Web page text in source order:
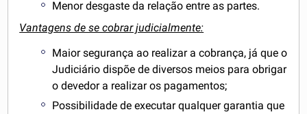
Menor desgaste da relação entre as partes.
Vantagens de se cobrar judicialmente:
Maior segurança ao realizar a cobrança, já que o
Judiciário dispõe de diversos meios para obrigar
o devedor a realizar os pagamentos;
Possibilidade de executar qualquer garantia que